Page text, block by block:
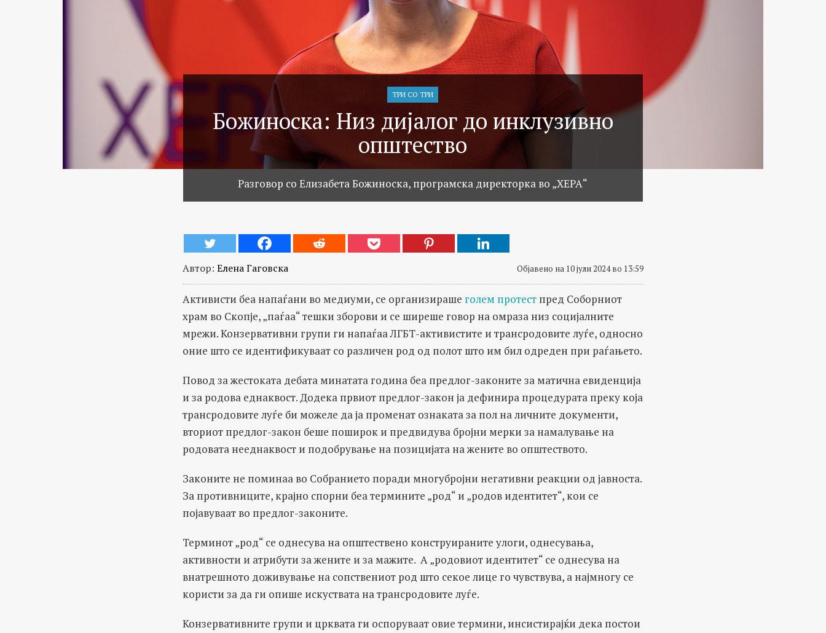
ТРИ СО ТРИ
Божиноска: Низ дијалог до инклузивно
општество
Разговор со Елизабета Божиноска, програмска директорка во „ХЕРА“
Автор: Елена Гаговска Објавено на 10 јули 2024 во 13:59
Активисти беа напаѓани во медиуми, се организираше голем протест пред Соборниот
храм во Скопје, „паѓаа“ тешки зборови и се ширеше говор на омраза низ социјалните
мрежи. Конзервативни групи ги напаѓаа ЛГБТ-активистите и трансродовите луѓе, односно
оние што се идентификуваат со различен род од полот што им бил одреден при раѓањето.
Повод за жестоката дебата минатата година беа предлог-законите за матична евиденција
и за родова еднаквост. Додека првиот предлог-закон ја дефинира процедурата преку која
трансродовите луѓе би можеле да ја променат ознаката за пол на личните документи,
вториот предлог-закон беше поширок и предвидува бројни мерки за намалување на
родовата нееднаквост и подобрување на позицијата на жените во општеството.
Законите не поминаа во Собранието поради многубројни негативни реакции од јавноста.
За противниците, крајно спорни беа термините „род“ и „родов идентитет“, кои се
појавуваат во предлог-законите.
Терминот „род“ се однесува на општествено конструираните улоги, однесувања,
активности и атрибути за жените и за мажите. А „родовиот идентитет“ се однесува на
внатрешното доживување на сопствениот род што секое лице го чувствува, а најмногу се
користи за да ги опише искуствата на трансродовите луѓе.
Конзервативните групи и црквата ги оспоруваат овие термини, инсистирајќи дека постои